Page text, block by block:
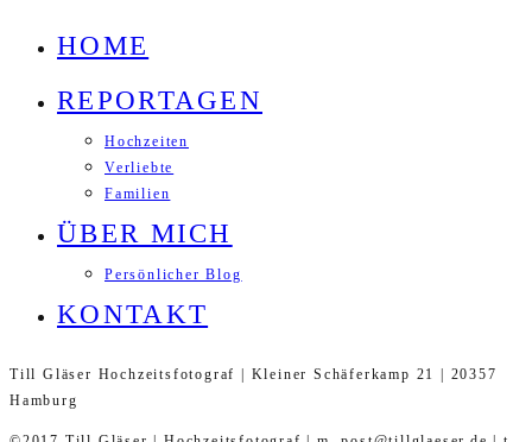
HOME
REPORTAGEN
Hochzeiten
Verliebte
Familien
ÜBER MICH
Persönlicher Blog
KONTAKT
Till Gläser Hochzeitsfotograf | Kleiner Schäferkamp 21 | 20357
Hamburg